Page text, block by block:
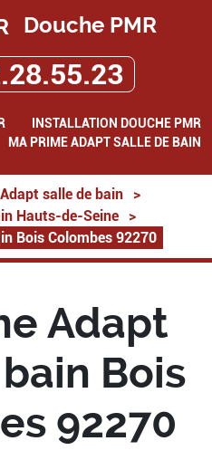
Douche PMR
INSTALLATION DOUCHE PMR
MA PRIME ADAPT SALLE DE BAIN
salle de bain
>
Hauts-de-Seine
>
Bois Colombes 92270
Adapt
Bois
92270